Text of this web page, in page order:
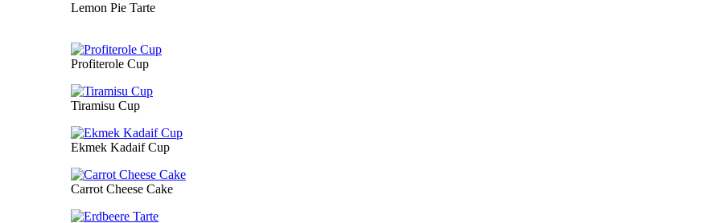
Lemon Pie Tarte
Profiterole Cup
Tiramisu Cup
Ekmek Kadaif Cup
Carrot Cheese Cake